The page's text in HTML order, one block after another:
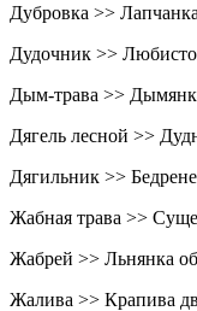
Дубровка >>
Дудочник >>
Дым-трава >>
Дягель лесной >>
Дягильник >>
Жабная трава >>
Жабрей >> Льнянка
Жалива >> Крапива